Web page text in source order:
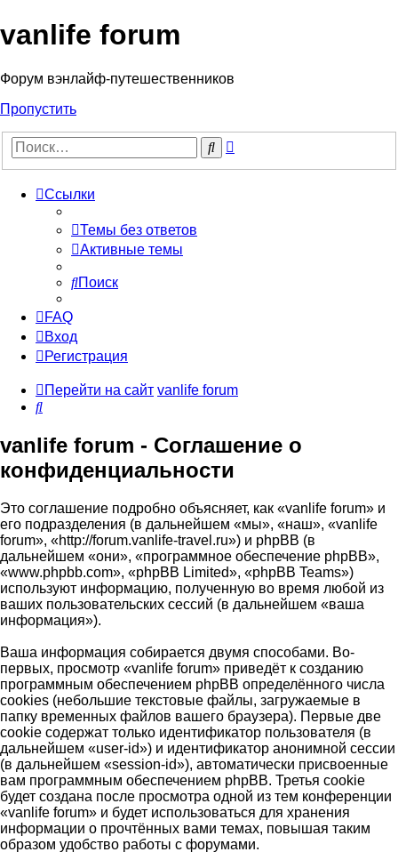
vanlife forum
Форум вэнлайф-путешественников
Пропустить
Поиск
Ссылки
Темы без ответов
Активные темы
Поиск
FAQ
Вход
Регистрация
Перейти на сайт vanlife forum
Поиск
vanlife forum - Соглашение о
конфиденциальности
Это соглашение подробно объясняет, как «vanlife forum» и
его подразделения (в дальнейшем «мы», «наш», «vanlife
forum», «http://forum.vanlife-travel.ru») и phpBB (в
дальнейшем «они», «программное обеспечение phpBB»,
«www.phpbb.com», «phpBB Limited», «phpBB Teams»)
используют информацию, полученную во время любой из
ваших пользовательских сессий (в дальнейшем «ваша
информация»).
Ваша информация собирается двумя способами. Во-
первых, просмотр «vanlife forum» приведёт к созданию
программным обеспечением phpBB определённого числа
cookies (небольшие текстовые файлы, загружаемые в
папку временных файлов вашего браузера). Первые две
cookie содержат только идентификатор пользователя (в
дальнейшем «user-id») и идентификатор анонимной сессии
(в дальнейшем «session-id»), автоматически присвоенные
вам программным обеспечением phpBB. Третья cookie
будет создана после просмотра одной из тем конференции
«vanlife forum» и будет использоваться для хранения
информации о прочтённых вами темах, повышая таким
образом удобство работы с форумами.